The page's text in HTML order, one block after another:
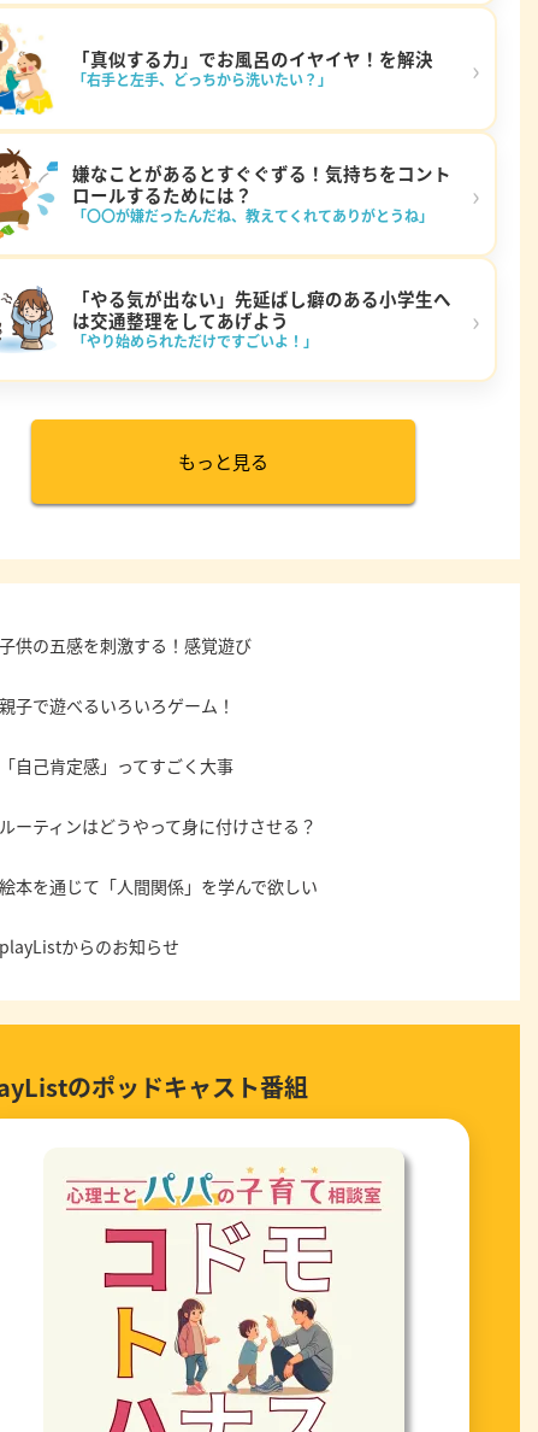
「真似する力」でお風呂のイヤイヤ！を解決
「右手と左手、どっちから洗いたい？」 ›
嫌なことがあるとすぐぐずる！気持ちをコント
ロールするためには？
「〇〇が嫌だったんだね、教えてくれてありがとうね」
›
「やる気が出ない」先延ばし癖のある小学生へ
は交通整理をしてあげよう
「やり始められただけですごいよ！」
›
もっと見る
子供の五感を刺激する！感覚遊び
親子で遊べるいろいろゲーム！
「自己肯定感」ってすごく大事
ルーティンはどうやって身に付けさせる？
絵本を通じて「人間関係」を学んで欲しい
playListからのお知らせ
のポッドキャスト番組